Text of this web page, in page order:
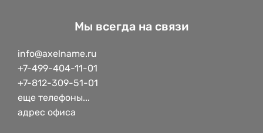
Мы всегда на связи
info@axelname.ru
+7-499-404-11-01
+7-812-309-51-01
еще телефоны...
адрес офиса